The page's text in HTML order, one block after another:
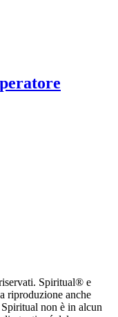
Spiritual® e
riproduzione anche
non è in alcun